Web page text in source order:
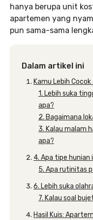
hanya berupa unit
apartemen yang
pun sama-sama
Dalam artikel ini
Kamu Lebih
1. Lebih suka
apa?
2. Bagaimana
3. Kalau malam
apa?
4. Apa tipe hunian
5. Apa rutinitas
6. Lebih suka
7. Kalau soal
Hasil Kuis: